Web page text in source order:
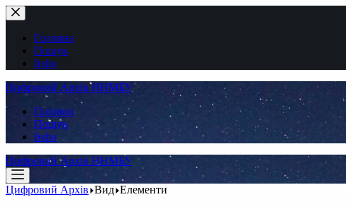
Перейти
до
вмістуГоловна
Пошук
Інфо
Цифровий Архів ННМБУ
Головна
Пошук
Інфо
Цифровий Архів ННМБУ
Цифровий Архів Вид Елементи